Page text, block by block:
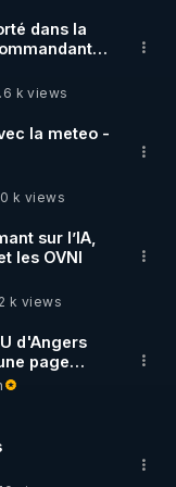
et de la
particules
nos
en nous.
de tout cela
tous.
Thèse à cette
épisodes
dans la
1997
k views
la meteo -
k views
sur l’IA,
les OVNI
k views
d'Angers
page
consignes
en
patiente
une
par PCR ».